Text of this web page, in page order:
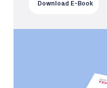
Download E-Book